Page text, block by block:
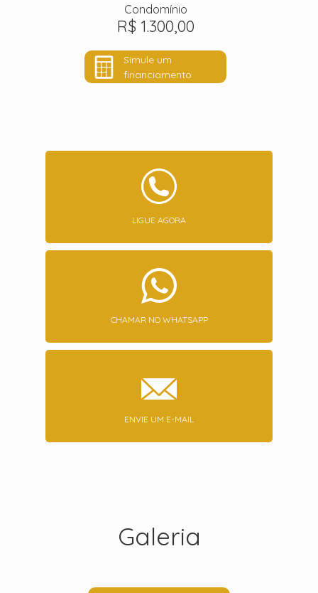
Condomínio
R$ 1.300,00
Simule um
financiamento
LIGUE AGORA
CHAMAR NO WHATSAPP
ENVIE UM E-MAIL
Galeria